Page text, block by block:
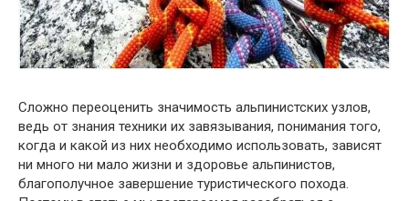
Сложно переоценить значимость альпинистских узлов,
ведь от знания техники их завязывания, понимания того,
когда и какой из них необходимо использовать, зависят
ни много ни мало жизни и здоровье альпинистов,
благополучное завершение туристического похода.